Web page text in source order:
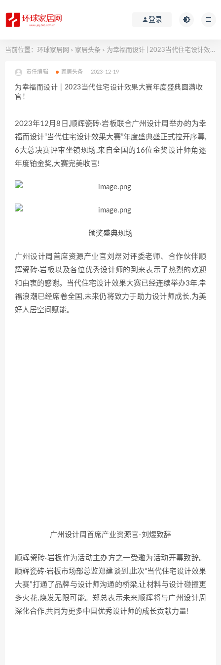
登录
当前位置： 环球家居网 > 家居头条 > 为幸福而设计 | 2023当代住宅设计效果大赛年度盛典圆满收官！
责任编辑 家居头条 2023-12-19
为幸福而设计 | 2023当代住宅设计效果大赛年度盛典圆满收
官！
2023年12月8日,顺辉瓷砖·岩板联合广州设计周举办的为幸
福而设计“当代住宅设计效果大赛”年度盛典盛正式拉开序幕,
6大总决赛评审坐镇现场,来自全国的16位金奖设计师角逐
年度铂金奖,大赛完美收官!
颁奖盛典现场
广州设计周首席资源产业官刘煜对评委老师、合作伙伴顺
辉瓷砖·岩板以及各位优秀设计师的到来表示了热烈的欢迎
和由衷的感谢。当代住宅设计效果大赛已经连续举办3年,幸
福浪潮已经席卷全国,未来仍将致力于助力设计师成长,为美
好人居空间赋能。
广州设计周首席产业资源官-刘煜致辞
顺辉瓷砖·岩板作为活动主办方之一受邀为活动开幕致辞。
顺辉瓷砖·岩板市场部总监郑建谈到,此次“当代住宅设计效果
大赛”打通了品牌与设计师沟通的桥梁,让材料与设计碰撞更
多火花,焕发无限可能。郑总表示未来顺辉将与广州设计周
深化合作,共同为更多中国优秀设计师的成长贡献力量!